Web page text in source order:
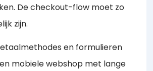
De checkout-flow moet zo
zijn.
en formulieren
mobiele webshop met lange